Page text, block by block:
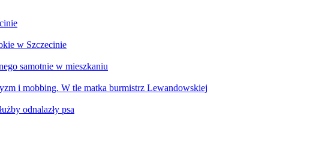
w Szczecinie
samotnie w mieszkaniu
i mobbing. W tle matka burmistrz Lewandowskiej
odnalazły psa